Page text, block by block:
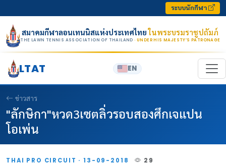
ระบบนักกีฬา
สมาคมกีฬาลอนเทนนิสแห่งประเทศไทยในพระบรมราชูปถัมภ์
THE LAWN TENNIS ASSOCIATION OF THAILAND · UNDER HIS MAJESTY’S PATRONAGE
LTAT EN
ข่าวสาร
"ลักษิกา"หวด3เซตลิ่วรอบสองศึกเจแปน
โอเพ่น
THAI PRO CIRCUIT · 13-09-2018 29